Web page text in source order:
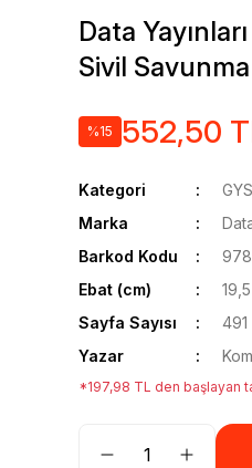
Data
Sivil
%15 552,50
Kategori
Marka
Barkod Kodu
Ebat (cm)
Sayfa Sayısı
491
Yazar
*197,98 TL den başlayan